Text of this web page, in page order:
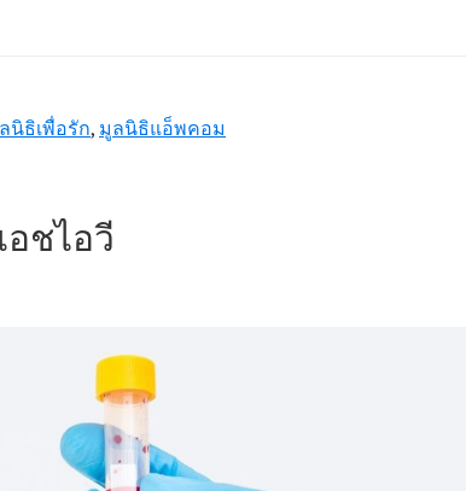
นิธิเพื่อรัก, มูลนิธิแอ็พคอม
ชไอวี